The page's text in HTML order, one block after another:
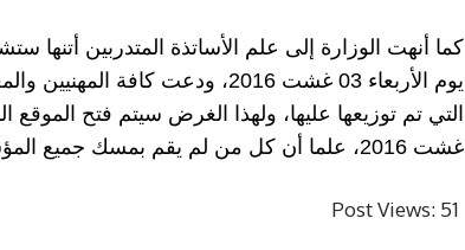
كما أنهت الوزارة إلى علم الأساتذة المتدربين أتنها
يوم الأربعاء 03 غشت 2016، ودعت
غشت 2016، علما أن كل من لم يقم بمسك جميع المؤسسات التعليمية سيتم توزيعه مباشرة بطريقة آلية.
Post Views: 51